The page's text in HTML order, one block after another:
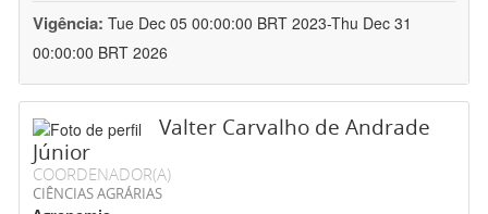
Vigência: Tue Dec 05 00:00:00 BRT 2023-Thu Dec 31
00:00:00 BRT 2026
Valter Carvalho de Andrade
Júnior
COORDENADOR(A)
CIÊNCIAS AGRÁRIAS